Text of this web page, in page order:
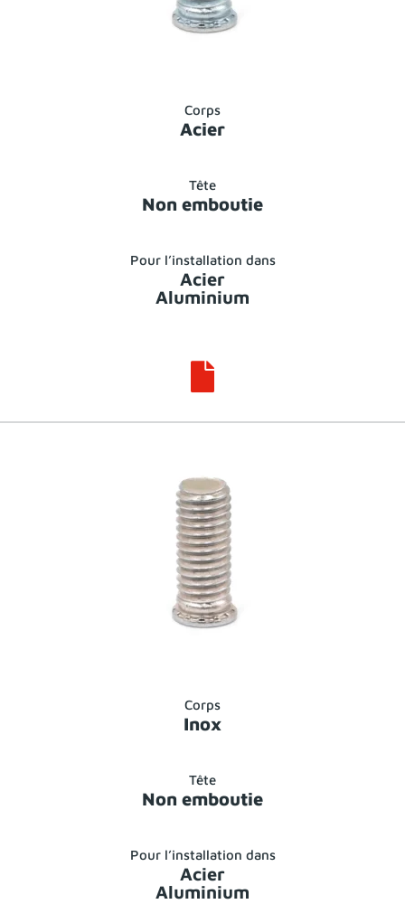
Corps
Acier
Tête
Non emboutie
Pour l’installation dans
Acier
Aluminium

Corps
Inox
Tête
Non emboutie
Pour l’installation dans
Acier
Aluminium